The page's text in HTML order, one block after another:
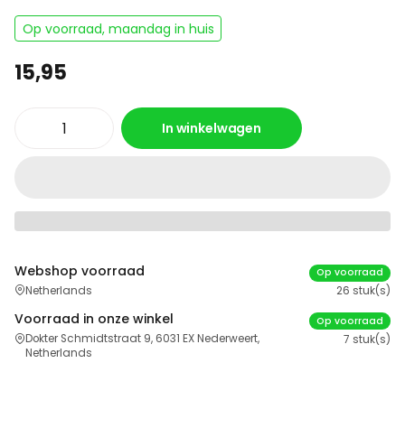
Op voorraad, maandag in huis
15,95
In winkelwagen
Webshop voorraad
Netherlands
Op voorraad
26 stuk(s)
Voorraad in onze winkel
Dokter Schmidtstraat 9, 6031 EX Nederweert,
Netherlands
Op voorraad
7 stuk(s)